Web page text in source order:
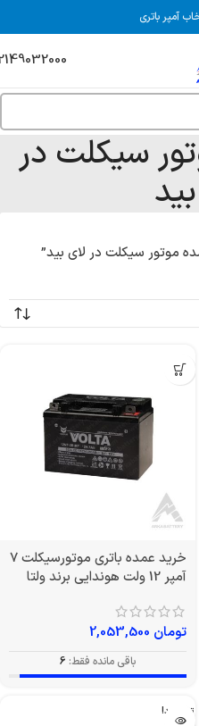
آمپر باتری
سیکلت در
موتور سیکلت در لای بید”
خرید عمده باتری موتورسیکلت 7
آمپر 12 ولت هوندایی برند ولتا
تومان
باقی مانده فقط: 6
تمام شد!